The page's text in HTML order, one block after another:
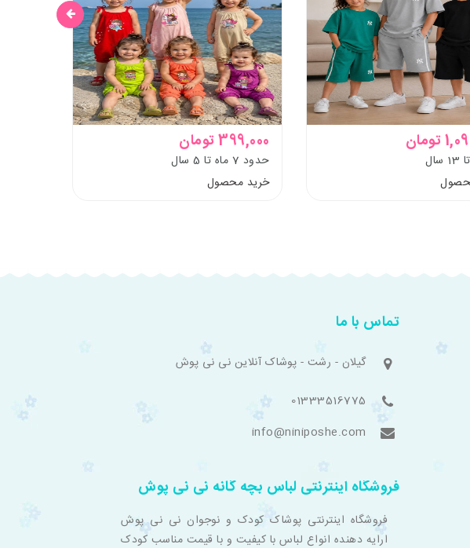
399,000 تومان
حدود 7 ماه تا 5 سال
خرید محصول
تماس با ما
گیلان - رشت - پوشاک آنلاین نی نی پوش
01333516775
info@niniposhe.com
فروشگاه اینترنتی لباس بچه گانه نی نی پوش
فروشگاه اینترنتی پوشاک کودک و نوجوان نی نی پوش
ارایه دهنده انواع لباس با کیفیت و با قیمت مناسب کودک